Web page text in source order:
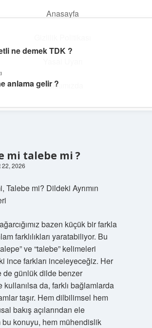
Anasayfa
Hakkımızda
Teknoloji Rehberi
dünyada huzurlu bir yolculuk!
mi talebe mi ?
22, 2026
Talebe mi? Dildeki Ayrımın
bazen küçük bir farkla
farklılıkları yaratabiliyor. Bu
ve “talebe” kelimeleri
ince farkları inceleyeceğiz. Her
de günlük dilde benzer
kullanılsa da, farklı bağlamlarda
taşır. Hem dilbilimsel hem
bakış açılarından ele
bu konuyu, hem mühendislik
ne demek TDK ?
anlama gelir ?